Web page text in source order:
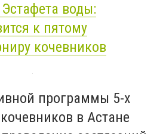
Эстафета воды:
к пятому
кочевников
программы 5-х
в Астане